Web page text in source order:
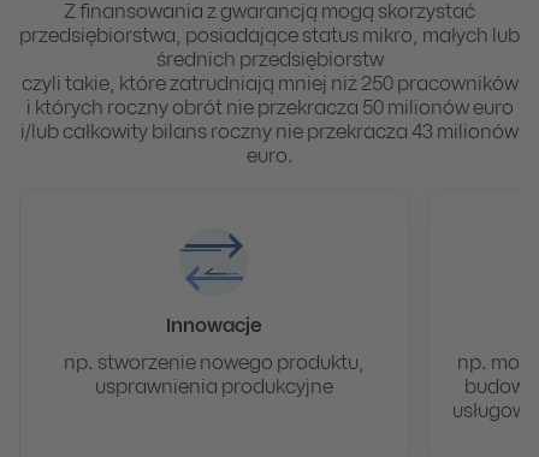
Z finansowania z gwarancją mogą skorzystać
przedsiębiorstwa, posiadające status mikro, małych lub
średnich przedsiębiorstw
czyli takie, które zatrudniają mniej niż 250 pracowników
i których roczny obrót nie przekracza 50 milionów euro
i/lub całkowity bilans roczny nie przekracza 43 milionów
euro.
Innowacje
np. stworzenie nowego produktu,
usprawnienia produkcyjne
np.